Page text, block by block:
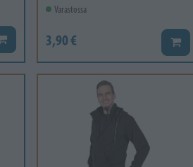
Lisää koriin
Varastossa
3,90 €